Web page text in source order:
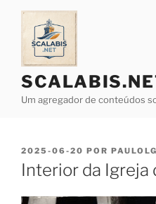
Saltar
conteúdo
Um agregador de conteúdos
PUBLICADO
EM
2025-06-20 POR
Interior da Igreja